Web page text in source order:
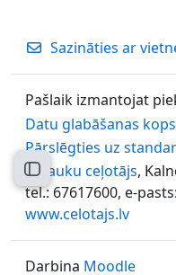
Atvērt kursu indeksu
Sazināties ar
Pašlaik izmantojat
Datu glabāšanas
Pārslēgties uz
© Lauku ceļotājs,
tel.: 67617600, e-pasts:
www.celotajs.lv
Darbina Moodle